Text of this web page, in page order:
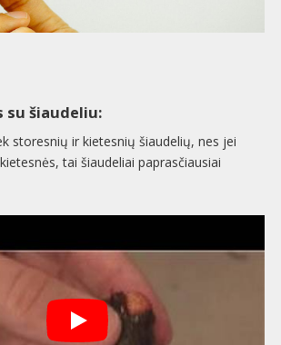
su šiaudeliu:
storesnių ir kietesnių šiaudelių, nes jei
tai šiaudeliai paprasčiausiai